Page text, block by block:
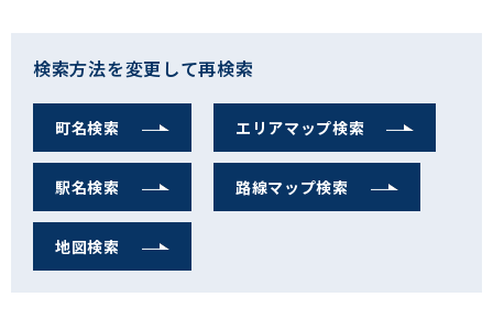
検索方法を変更して再検索
町名検索 エリアマップ検索
駅名検索 路線マップ検索
地図検索